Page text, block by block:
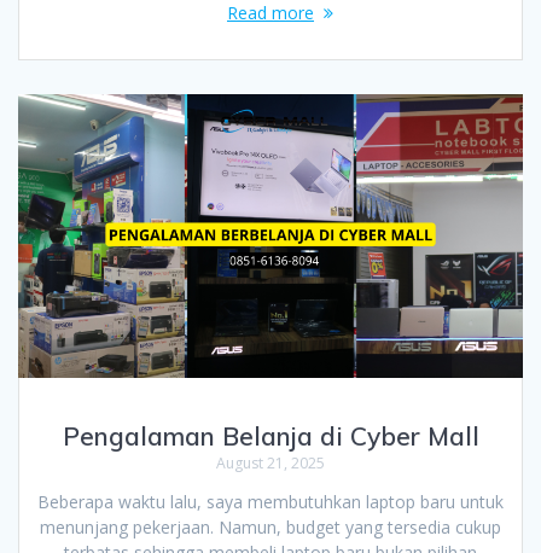
Read more
Pengalaman Belanja di Cyber Mall
August 21, 2025
Beberapa waktu lalu, saya membutuhkan laptop baru untuk
menunjang pekerjaan. Namun, budget yang tersedia cukup